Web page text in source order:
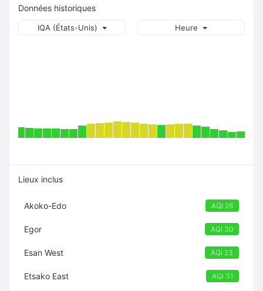
Données historiques
Heure
IQA (États-Unis)
Lieux inclus
Akoko-Edo AQI 28
Egor AQI 30
Esan West AQI 23
Etsako East AQI 31